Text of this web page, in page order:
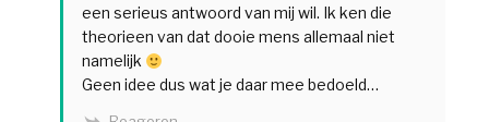
een serieus antwoord van mij wil. Ik ken die
theorieen van dat dooie mens allemaal niet
namelijk
Geen idee dus wat je daar mee bedoeld…